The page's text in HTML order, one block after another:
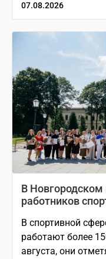
07.08.2026
В
работников
В спортивной
работают более
августа, они